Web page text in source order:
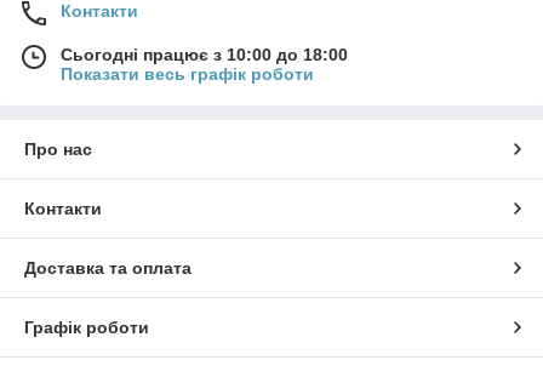
Контакти
Сьогодні працює з 10:00 до 18:00
Показати весь графік роботи
Про нас
Контакти
Доставка та оплата
Графік роботи